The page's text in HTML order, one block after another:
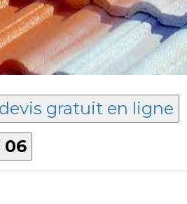
devis gratuit en ligne
06